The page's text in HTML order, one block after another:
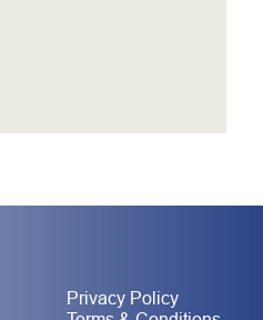
Privacy Policy